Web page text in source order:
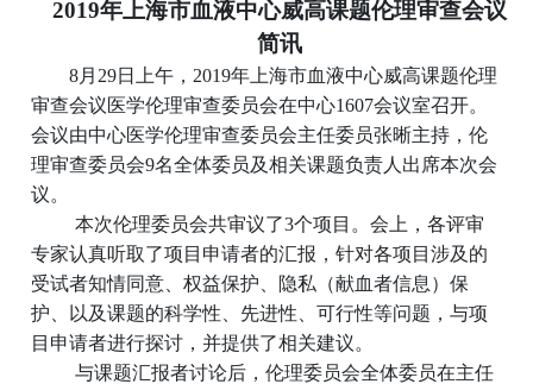
2019年上海市血液中心威高课题伦理审查会议
简讯
8月29日上午，2019年上海市血液中心威高课题伦理
审查会议医学伦理审查委员会在中心1607会议室召开。
会议由中心医学伦理审查委员会主任委员张晰主持，伦
理审查委员会9名全体委员及相关课题负责人出席本次会
议。
本次伦理委员会共审议了3个项目。会上，各评审
专家认真听取了项目申请者的汇报，针对各项目涉及的
受试者知情同意、权益保护、隐私（献血者信息）保
护、以及课题的科学性、先进性、可行性等问题，与项
目申请者进行探讨，并提供了相关建议。
与课题汇报者讨论后，伦理委员会全体委员在主任